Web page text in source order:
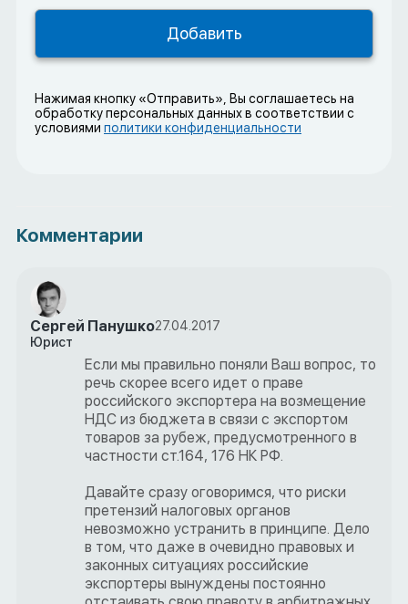
Нажимая кнопку «Отправить», Вы соглашаетесь на
обработку персональных данных в соответствии с
условиями политики конфиденциальности
Комментарии
Сергей Панушко27.04.2017
Юрист
Если мы правильно поняли Ваш вопрос, то
речь скорее всего идет о праве
российского экспортера на возмещение
НДС из бюджета в связи с экспортом
товаров за рубеж, предусмотренного в
частности ст.164, 176 НК РФ.
Давайте сразу оговоримся, что риски
претензий налоговых органов
невозможно устранить в принципе. Дело
в том, что даже в очевидно правовых и
законных ситуациях российские
экспортеры вынуждены постоянно